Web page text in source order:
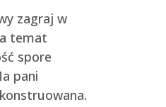
zagraj w
temat
spore
pani